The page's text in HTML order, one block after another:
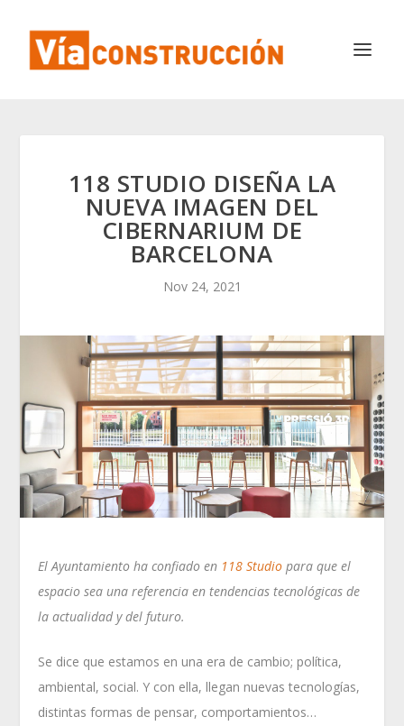
118 STUDIO DISEÑA LA
NUEVA IMAGEN DEL
CIBERNARIUM DE
BARCELONA
Nov 24, 2021
El Ayuntamiento ha confiado en 118 Studio para que el
espacio sea una referencia en tendencias tecnológicas de
la actualidad y del futuro.
Se dice que estamos en una era de cambio; política,
ambiental, social. Y con ella, llegan nuevas tecnologías,
distintas formas de pensar, comportamientos…